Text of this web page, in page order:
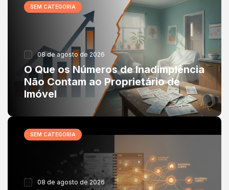
SEM CATEGORIA
08 de agosto de 2026
O Que os Números de Inadimplência
Não Contam ao Proprietário de
Imóvel
SEM CATEGORIA
08 de agosto de 2026